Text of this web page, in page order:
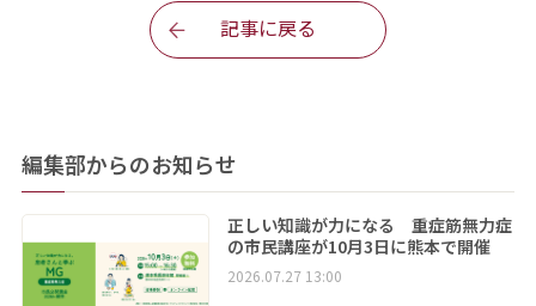
記事に戻る
編集部からのお知らせ
正しい知識が力になる 重症筋無力症
の市民講座が10月3日に熊本で開催
2026.07.27 13:00